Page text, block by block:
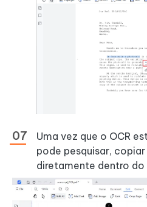
Uma vez que o OCR
pode pesquisar,
diretamente dentro do